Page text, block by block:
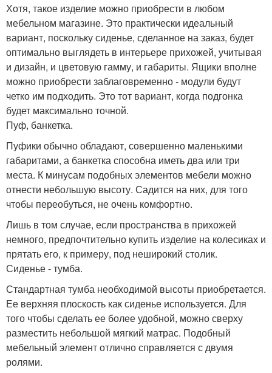
Хотя, такое изделие можно приобрести в любом
мебельном магазине. Это практически идеальный
вариант, поскольку сиденье, сделанное на заказ, будет
оптимально выглядеть в интерьере прихожей, учитывая
и дизайн, и цветовую гамму, и габариты. Ящики вполне
можно приобрести заблаговременно - модули будут
четко им подходить. Это тот вариант, когда подгонка
будет максимально точной.
Пуф, банкетка.
Пуфики обычно обладают, совершенно маленькими
габаритами, а банкетка способна иметь два или три
места. К минусам подобных элементов мебели можно
отнести небольшую высоту. Садится на них, для того
чтобы переобуться, не очень комфортно.
Лишь в том случае, если пространства в прихожей
немного, предпочтительно купить изделие на колесиках и
прятать его, к примеру, под неширокий столик.
Сиденье - тумба.
Стандартная тумба необходимой высоты приобретается.
Ее верхняя плоскость как сиденье используется. Для
того чтобы сделать ее более удобной, можно сверху
разместить небольшой мягкий матрас. Подобный
мебельный элемент отлично справляется с двумя
ролями.